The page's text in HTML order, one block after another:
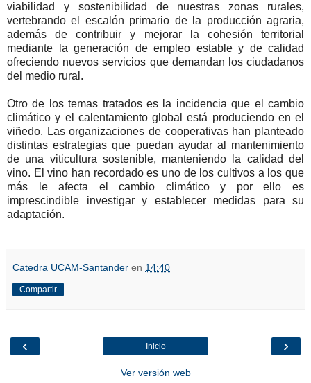
viabilidad y sostenibilidad de nuestras zonas rurales,
vertebrando el escalón primario de la producción agraria,
además de contribuir y mejorar la cohesión territorial
mediante la generación de empleo estable y de calidad
ofreciendo nuevos servicios que demandan los ciudadanos
del medio rural.
Otro de los temas tratados es la incidencia que el cambio
climático y el calentamiento global está produciendo en el
viñedo. Las organizaciones de cooperativas han planteado
distintas estrategias que puedan ayudar al mantenimiento
de una viticultura sostenible, manteniendo la calidad del
vino. El vino han recordado es uno de los cultivos a los que
más le afecta el cambio climático y por ello es
imprescindible investigar y establecer medidas para su
adaptación.
Catedra UCAM-Santander en 14:40
Compartir
‹ ›
Inicio
Ver versión web